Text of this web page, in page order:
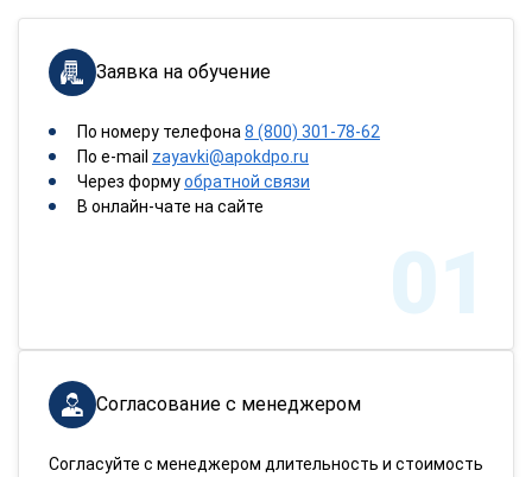
Заявка на обучение
По номеру телефона 8 (800) 301-78-62
По e-mail zayavki@apokdpo.ru
Через формуобратной связи
В онлайн-чате на сайте
01
Согласование с менеджером
Согласуйте с менеджером длительность и стоимость